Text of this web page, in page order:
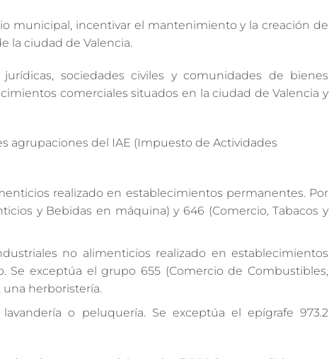
municipal, incentivar el mantenimiento y la creación de
la ciudad de Valencia.
sociedades civiles y comunidades de bienes
comerciales situados en la ciudad de Valencia y
agrupaciones del IAE (Impuesto de Actividades
realizado en establecimientos permanentes. Por
y Bebidas en máquina) y 646 (Comercio, Tabacos y
no alimenticios realizado en establecimientos
exceptúa el grupo 655 (Comercio de Combustibles,
una herboristería.
o peluquería. Se exceptúa el epígrafe 973.2